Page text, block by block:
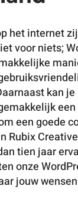
het internet
voor niets;
kan
een goede
Rubix
tien jaar
onze
jouw